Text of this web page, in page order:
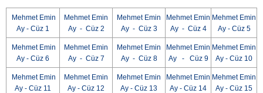
Mehmet Emin
Ay - Cüz 1
Mehmet Emin
Ay - Cüz 2
Mehmet Emin
Ay - Cüz 3
Mehmet Emin
Ay - Cüz 4
Mehmet Emin
Ay - Cüz 5
Mehmet Emin
Ay - Cüz 6
Mehmet Emin
Ay - Cüz 7
Mehmet Emin
Ay - Cüz 8
Mehmet Emin
Ay - Cüz 9
Mehmet Emin
Ay - Cüz 10
Mehmet Emin
Ay - Cüz 11
Mehmet Emin
Ay - Cüz 12
Mehmet Emin
Ay - Cüz 13
Mehmet Emin
Ay - Cüz 14
Mehmet Emin
Ay - Cüz 15